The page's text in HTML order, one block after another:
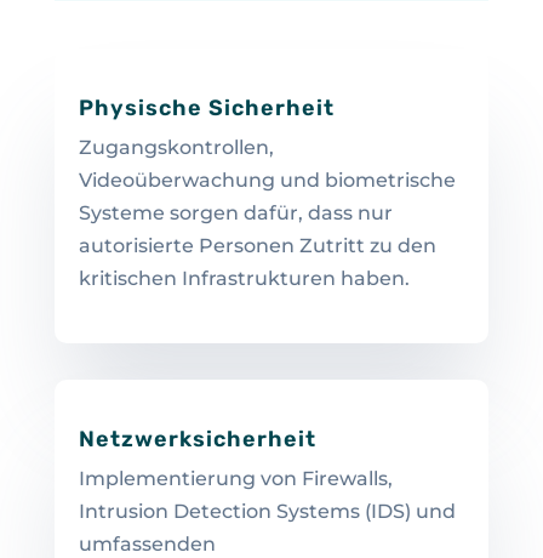
Physische Sicherheit
Zugangskontrollen,
Videoüberwachung und biometrische
Systeme sorgen dafür, dass nur
autorisierte Personen Zutritt zu den
kritischen Infrastrukturen haben.
Netzwerksicherheit
Implementierung von Firewalls,
Intrusion Detection Systems (IDS) und
umfassenden